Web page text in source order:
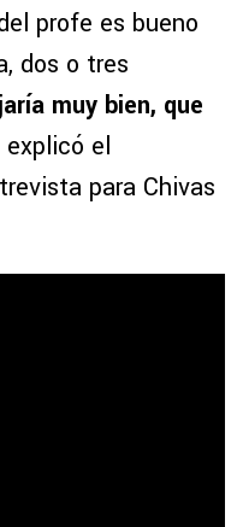
profe es bueno
dos o tres
muy bien, que
explicó el
para Chivas